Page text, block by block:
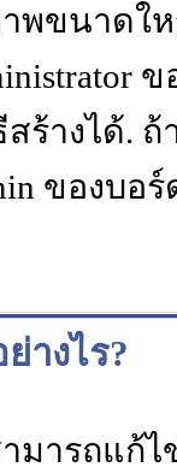
พขนาดใ
ร้างได้.
ของบอ
างไร?
มารถแก้